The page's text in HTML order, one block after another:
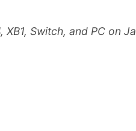
Switch, and PC on